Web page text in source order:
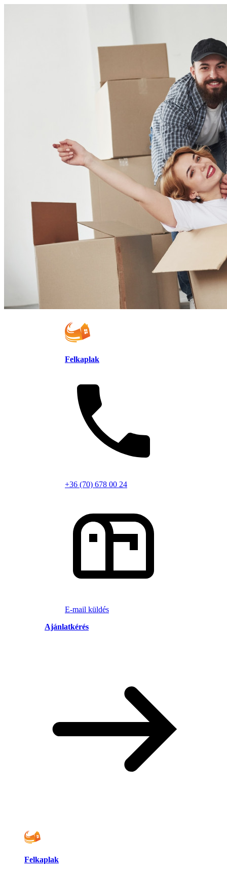
Felkaplak
+36 (70) 678 00 24
E-mail küldés
Ajánlatkérés
Felkaplak